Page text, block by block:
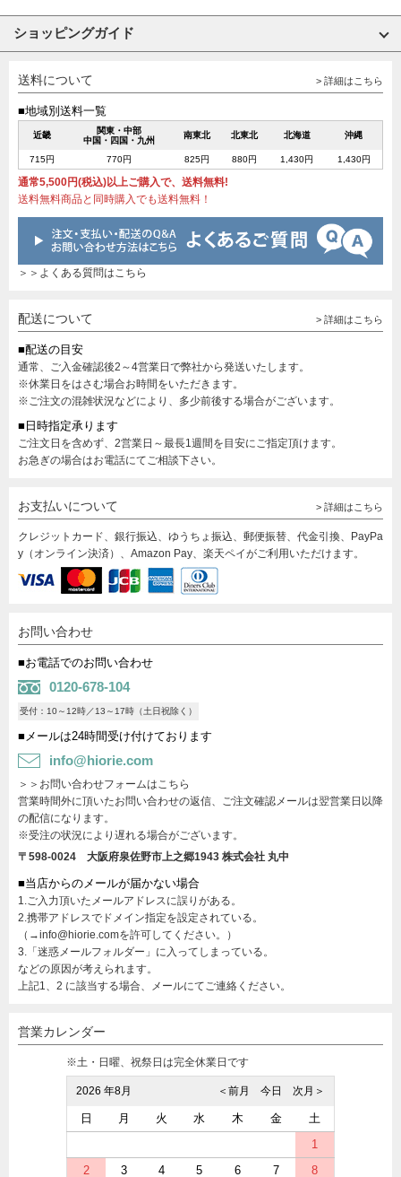
ショッピングガイド
送料について > 詳細はこちら
■地域別送料一覧
近畿
関東・中部
中国・四国・九州
南東北 北東北 北海道 沖縄
715円 770円 825円 880円 1,430円 1,430円
通常5,500円(税込)以上ご購入で、送料無料!
送料無料商品と同時購入でも送料無料！
＞＞よくある質問はこちら
配送について > 詳細はこちら
■配送の目安
通常、ご入金確認後2～4営業日で弊社から発送いたします。
※休業日をはさむ場合お時間をいただきます。
※ご注文の混雑状況などにより、多少前後する場合がございます。
■日時指定承ります
ご注文日を含めず、2営業日～最長1週間を目安にご指定頂けます。
お急ぎの場合はお電話にてご相談下さい。
お支払いについて > 詳細はこちら
クレジットカード、銀行振込、ゆうちょ振込、郵便振替、代金引換、PayPa
y（オンライン決済）、Amazon Pay、楽天ペイがご利用いただけます。
お問い合わせ
■お電話でのお問い合わせ
0120-678-104
受付：10～12時／13～17時（土日祝除く）
■メールは24時間受け付けております
info@hiorie.com
＞＞お問い合わせフォームはこちら
営業時間外に頂いたお問い合わせの返信、ご注文確認メールは翌営業日以降
の配信になります。
※受注の状況により遅れる場合がございます。
〒598-0024 大阪府泉佐野市上之郷1943 株式会社 丸中
■当店からのメールが届かない場合
1.ご入力頂いたメールアドレスに誤りがある。
2.携帯アドレスでドメイン指定を設定されている。
（→info@hiorie.comを許可してください。）
3.「迷惑メールフォルダー」に入ってしまっている。
などの原因が考えられます。
上記1、2 に該当する場合、メールにてご連絡ください。
営業カレンダー
※土・日曜、祝祭日は完全休業日です
2026 年8月 次月＞
今日
＜前月
日 月 火 水 木 金
土
1
2
3 4 5 6 7 8